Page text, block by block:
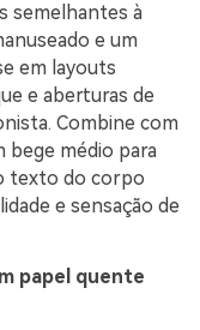
semelhantes à
e um
em layouts
e aberturas de
Combine com
bege médio para
texto do corpo
e sensação de
papel quente